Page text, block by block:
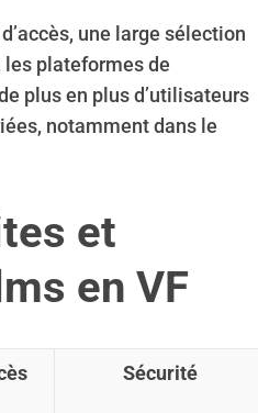
une large sélection
les plateformes de
plus en plus d’utilisateurs
notamment dans le
et
en VF
Sécurité